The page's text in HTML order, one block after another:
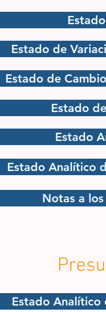
Estado de
Estado de
Estado
Estado
Estado Analítico
Notas a
Estado Analítico